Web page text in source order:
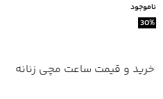
ناموجود
30%
خرید و قیمت ساعت مچی زنانه